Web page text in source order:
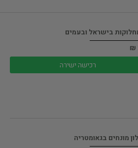
בישראל ובעמים
רכישה ישירה
מונחים בגאומטריה